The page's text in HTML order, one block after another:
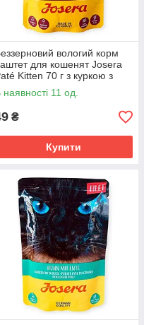
вологий корм
для кошенят Josera
Kitten 70 г з куркою з
олією, морквою
псиліумом
наявності 11 од.
₴
Купити